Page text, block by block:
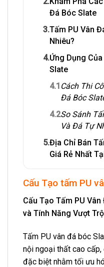
Đá Bóc Slate
3.Tấm PU Vân
Nhiêu?
4.Ứng Dụng
Slate
4.1 Cách Thi
Đá Bóc
4.2So Sánh
Và Đá Tự
5.Địa Chỉ Bán
Giá Rẻ Nhất
Cấu Tạo tấm PU
Cấu Tạo Tấm PU
và Tính Năng Vượt
Tấm PU vân đá bóc
nội ngoại thất cao
đặc biệt nhằm tối ưu